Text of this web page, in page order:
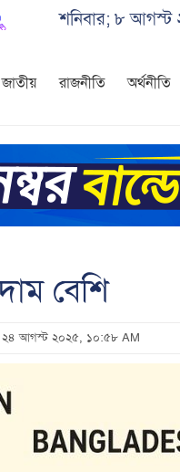
শনিবার; ৮ আগস্ট
জাতীয় রাজনীতি অর্থনীতি
বেশি
আগস্ট ২০২৫, ১০:৫৮ AM